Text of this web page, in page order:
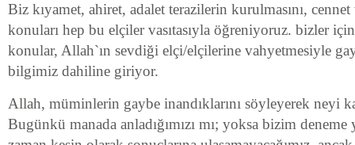
Biz kıyamet, ahiret, adalet terazilerin kurulmasını,
konuları hep bu elçiler vasıtasıyla öğreniyoruz. bizler
konular, Allah`ın sevdiği elçi/elçilerine vahyetmesiyle
bilgimiz dahiline giriyor.
Allah, müminlerin gaybe inandıklarını söyleyerek neyi
Bugünkü manada anladığımızı mı; yoksa bizim